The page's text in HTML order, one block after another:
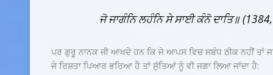
ਜੋ ਜਾਗੰਨਿ ਲਹੰਨਿ ਸੇ ਸਾਈ ਕੰਨੋ ਦਾਤਿ॥ (1384
ਪਰ ਗੁਰੂ ਨਾਨਕ ਜੀ ਆਖਦੇ ਹਨ ਕਿ ਜੇ ਆਪਸ ਵਿਚ ਸਬੰਧ ਠੀਕ ਨਹੀਂ ਤਾਂ
ਜੇ ਰਿਸ਼ਤਾ ਪਿਆਰ ਭਰਿਆ ਹੈ ਤਾਂ ਸੁੱਤਿਆਂ ਨੂੰ ਵੀ ਜਗਾ ਲਿਆ ਜਾਂਦਾ ਹੈ: